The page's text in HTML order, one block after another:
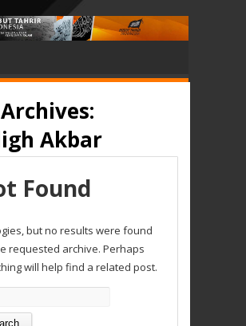
Akbar
Found
but no results were found
requested archive. Perhaps
will help find a related post.